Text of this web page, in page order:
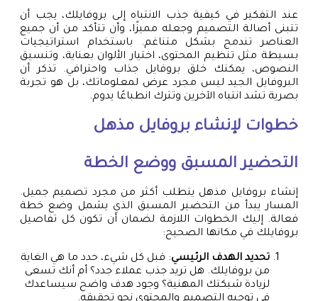
عند التفكير في كيفية جذب الانتباه إلى بروفايلك، يجب أن
تتبنى أصالة التصميم وجعله مميزًا، وأن تتأكد من أن جميع
العناصر تندمج بشكل متناغم. باستخدام استراتيجيات
بسيطة مثل تنظيم المحتوى، اختيار الألوان بعناية، وتنسيق
النصوص، يمكنك خلق بروفايل جذاب واحترافي. تذكر أن
البروفايل الجيد ليس مجرد عرض لمعلوماتك، بل هو تجربة
بصرية تشد انتباه الآخرين وتترك انطباعًا يدوم.
خطوات لإنشاء بروفايل مذهل
التحضير المسبق ووضع الخطة
إنشاء بروفايل مذهل يتطلب أكثر من مجرد تصميم جميل.
المسار يبدأ من التحضير المسبق الذي يشمل وضع خطة
فعالة. إليك الخطوات اللازمة لضمان أن تكون كل تفاصيل
بروفايلك في مكانها الصحيح:
تحديد الهدف الرئيسي: قبل كل شيء، حدد ما هي الغاية
من بروفايلك. هل تريد جذب عملاء جدد؟ أم أنك تسعى
لزيادة شبكتك المهنية؟ وجود هدف واضح سيساعدك